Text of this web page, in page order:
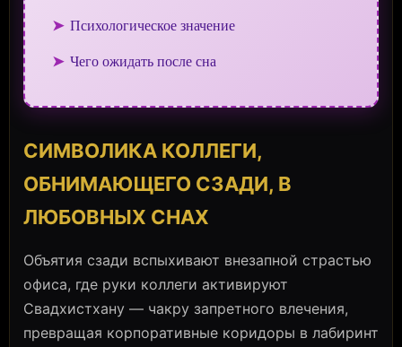
➤ Психологическое значение
➤ Чего ожидать после сна
СИМВОЛИКА КОЛЛЕГИ,
ОБНИМАЮЩЕГО СЗАДИ, В
ЛЮБОВНЫХ СНАХ
Объятия сзади вспыхивают внезапной страстью
офиса, где руки коллеги активируют
Свадхистхану — чакру запретного влечения,
превращая корпоративные коридоры в лабиринт